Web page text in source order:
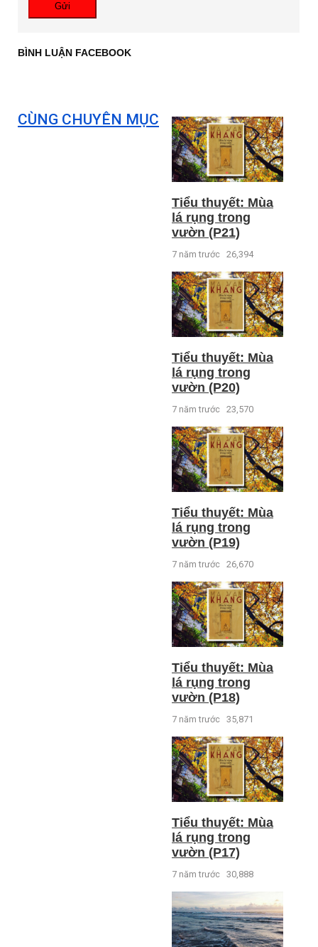
Gửi
BÌNH LUẬN FACEBOOK
CÙNG CHUYÊN MỤC
Tiểu thuyết: Mùa
lá rụng trong
vườn (P21)
7 năm trước 26,394
Tiểu thuyết: Mùa
lá rụng trong
vườn (P20)
7 năm trước 23,570
Tiểu thuyết: Mùa
lá rụng trong
vườn (P19)
7 năm trước 26,670
Tiểu thuyết: Mùa
lá rụng trong
vườn (P18)
7 năm trước 35,871
Tiểu thuyết: Mùa
lá rụng trong
vườn (P17)
7 năm trước 30,888